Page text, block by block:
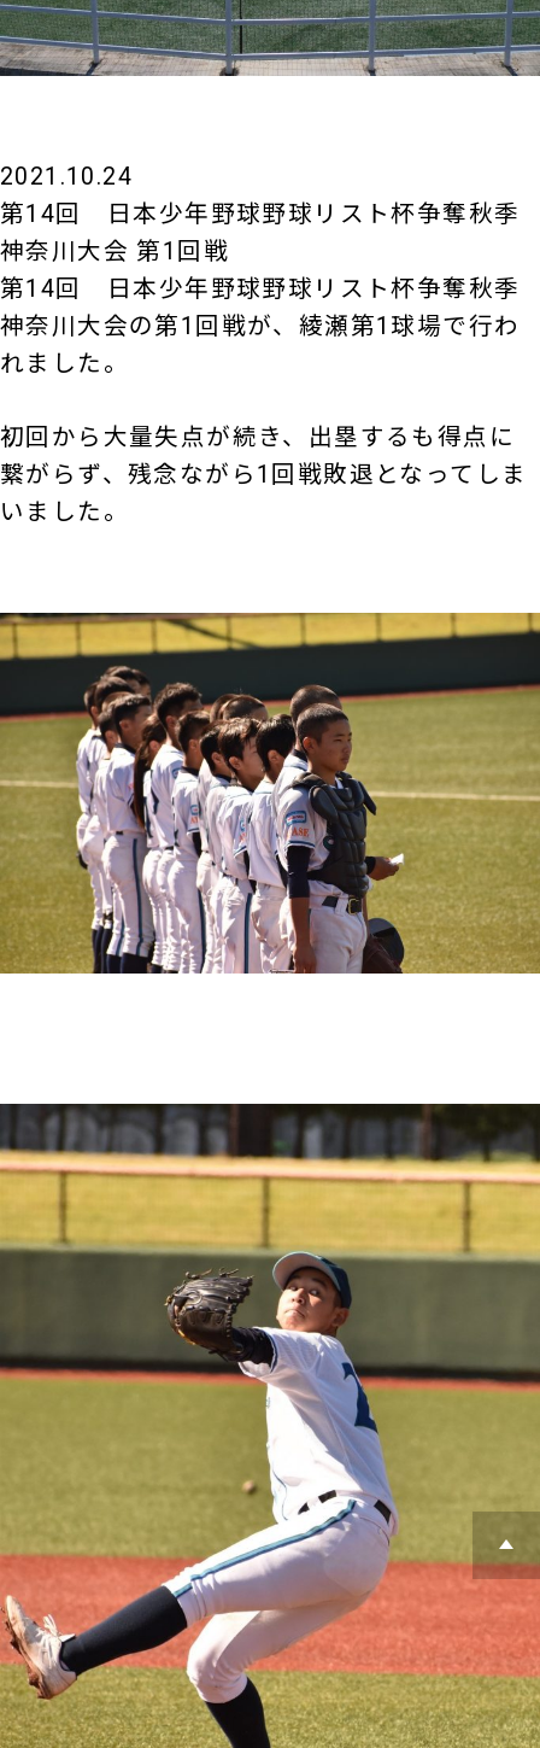
2021.10.24
第14回 日本少年野球野球リスト杯争奪秋季
神奈川大会 第1回戦
第14回 日本少年野球野球リスト杯争奪秋季
神奈川大会の第1回戦が、綾瀬第1球場で行わ
れました。
初回から大量失点が続き、出塁するも得点に
繋がらず、残念ながら1回戦敗退となってしま
いました。